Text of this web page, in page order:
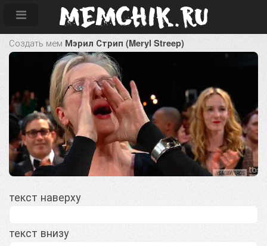
Создать мем Мэрил Стрип (Meryl Streep)
текст наверху
текст внизу